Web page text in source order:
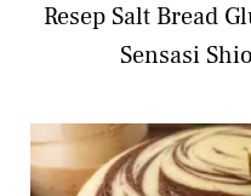
Resep Salt Bread
Sensasi